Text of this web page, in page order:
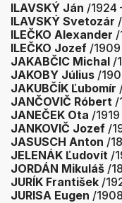
ILAVSKÝ Ján /1924
ILAVSKÝ Svetozár
ILEČKO Alexander /
ILEČKO Jozef /
JAKABČIC Michal /
JAKOBY Július /
JAKUBČÍK Ľubomír
JANČOVIČ Róbert /
JANEČEK Ota /
JANKOVIČ Jozef /
JASUSCH Anton /
JELENÁK Ľudovít /
JORDÁN Mikuláš /
JURÍK František /
JURISA Eugen /